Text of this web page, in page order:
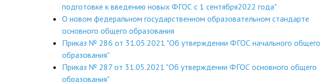
подготовке к введению новых ФГОС с 1 сентября2022 года"
О новом федеральном государственном образовательном стандарте
основного общего образования
Приказ № 286 от 31.05.2021 "Об утверждении ФГОС начального общего
образования"
Приказ № 287 от 31.05.2021 "Об утверждении ФГОС основного общего
образования"